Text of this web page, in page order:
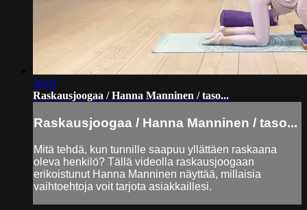
56:01
Raskausjoogaa / Hanna Manninen / taso...
Raskausjoogaa / Hanna Manninen / taso...
Mitä tehdä, kun tunnille saapuu yllättäen raskaana
oleva henkilö? Tällä videolla raskausjoogaan
erikoistunut Hanna Manninen näyttää, millaisia
vaihtoehtoja voit tarjota asiakkaillesi.